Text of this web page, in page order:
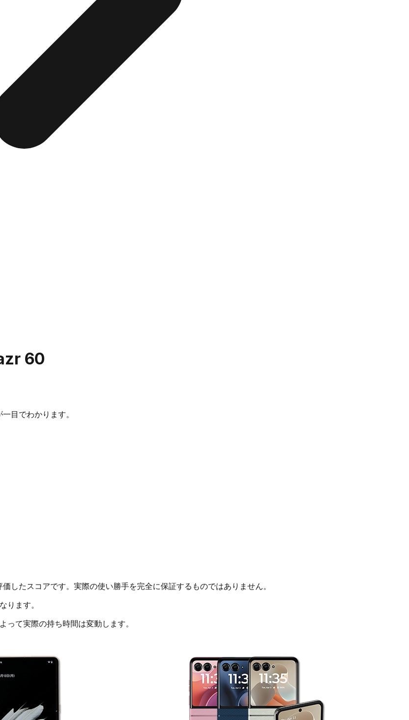
60
目でわかります。
したスコアです。実際の使い勝手を完全に保証するものではありません。
ります。
て実際の持ち時間は変動します。